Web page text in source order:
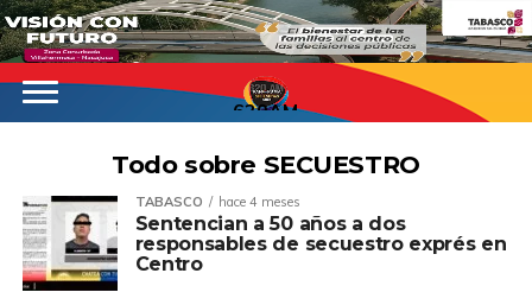
620AM
Todo sobre SECUESTRO
TABASCO hace 4 meses
Sentencian a 50 años a dos
responsables de secuestro exprés en
Centro